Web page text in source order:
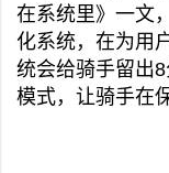
在系统里》一文
化系统，在为用
统会给骑手留出
模式，让骑手在